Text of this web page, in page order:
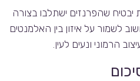
יבטיח שהפרנזים ישתלבו בצורה
לשמור על איזון בין האלמנטים
הרמוני ונעים לעין.